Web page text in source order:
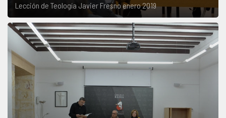
Lección de Teología Javier Fresno enero 2019